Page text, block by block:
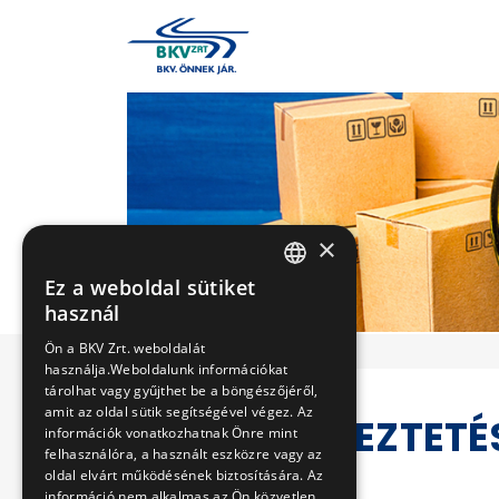
×
Ez a weboldal sütiket
használ
Ön a BKV Zrt. weboldalát
használja.Weboldalunk információkat
tárolhat vagy gyűjthet be a böngészőjéről,
amit az oldal sütik segítségével végez. Az
információk vonatkozhatnak Önre mint
felhasználóra, a használt eszközre vagy az
oldal elvárt működésének biztosítására. Az